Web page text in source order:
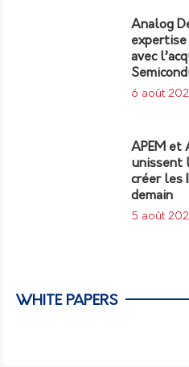
Analog
expertise
avec
6 août
APEM et
unissent
créer les
demain
5 août
WHITE PAPERS